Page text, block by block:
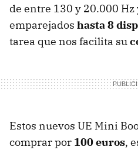
de entre 130 y 20.000
emparejados hasta 8
tarea que nos facilita su
Estos nuevos UE Mini
comprar por 100 euros,